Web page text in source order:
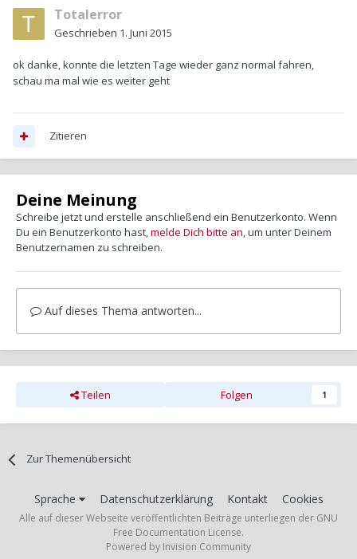
Totalerror
Geschrieben 1. Juni 2015
ok danke, konnte die letzten Tage wieder ganz normal fahren,
schau ma mal wie es weiter geht
Zitieren
Deine Meinung
Schreibe jetzt und erstelle anschließend ein Benutzerkonto. Wenn
Du ein Benutzerkonto hast,melde Dich bitte an, um unter Deinem
Benutzernamen zu schreiben.
Auf dieses Thema antworten...
Teilen Folgen 1
Zur Themenübersicht
Sprache Datenschutzerklärung Kontakt Cookies
Alle auf dieser Webseite veröffentlichten Beiträge unterliegen der GNU
Free Documentation License.
Powered by Invision Community